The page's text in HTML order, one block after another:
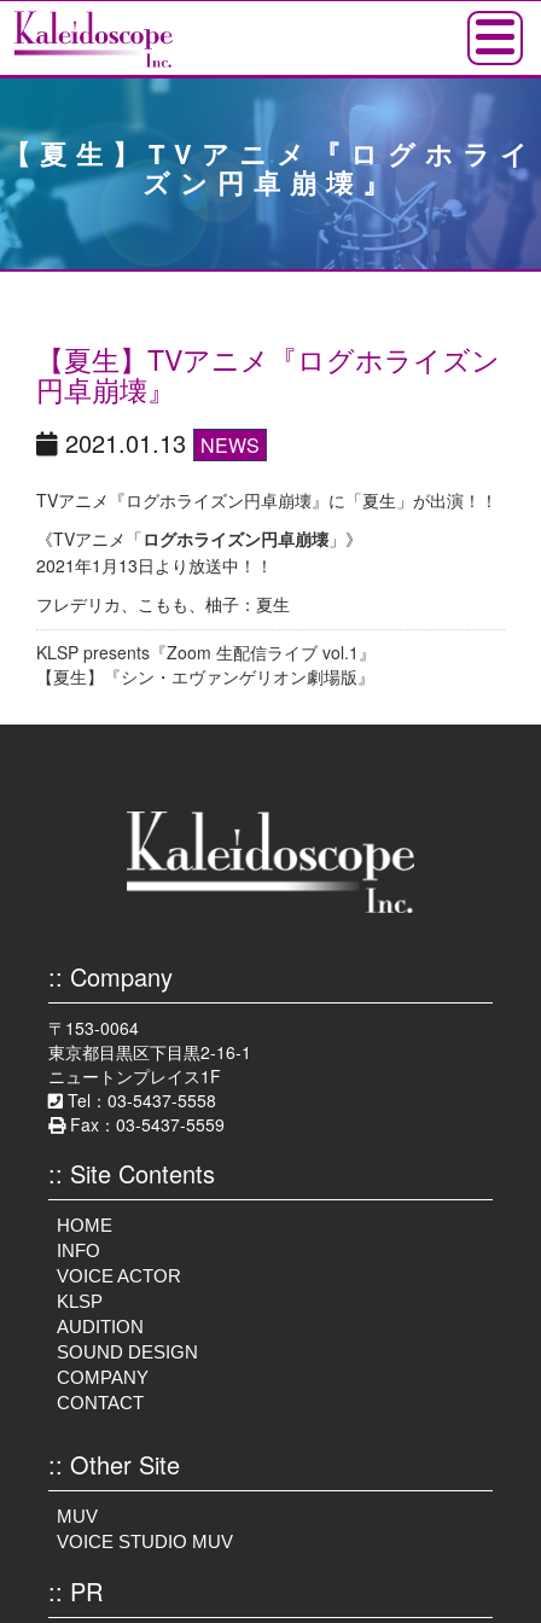
【夏生】TVアニメ『ログホライ
ズン円卓崩壊』
【夏生】TVアニメ『ログホライズン
円卓崩壊』
2021.01.13 NEWS
TVアニメ『ログホライズン円卓崩壊』に「夏生」が出演！！
《TVアニメ「ログホライズン円卓崩壊 」》
2021年1月13日より放送中！！
フレデリカ、こもも、柚子：夏生
KLSP presents『Zoom 生配信ライブ vol.1』
【夏生】『シン・エヴァンゲリオン劇場版』
:: Company
〒153-0064
東京都目黒区下目黒2-16-1
ニュートンプレイス1F
Tel：03-5437-5558
Fax：03-5437-5559
:: Site Contents
HOME
INFO
VOICE ACTOR
KLSP
AUDITION
SOUND DESIGN
COMPANY
CONTACT
:: Other Site
MUV
VOICE STUDIO MUV
:: PR